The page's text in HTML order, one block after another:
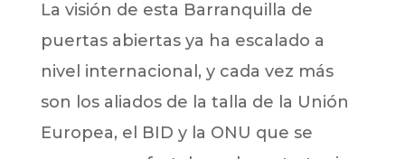
La visión de esta Barranquilla de
puertas abiertas ya ha escalado a
nivel internacional, y cada vez más
son los aliados de la talla de la Unión
Europea, el BID y la ONU que se